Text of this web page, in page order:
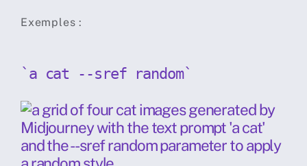
Exemples :
`a cat --sref random`